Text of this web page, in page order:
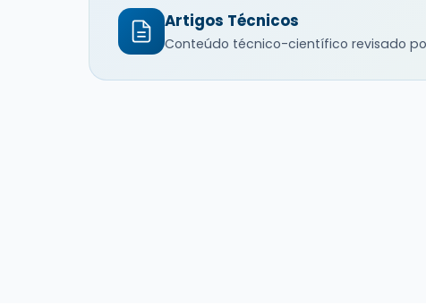
Artigos Técnicos
Conteúdo técnico-científico revisado